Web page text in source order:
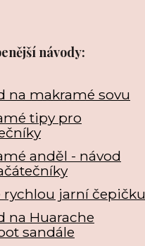
návody:
na makramé sovu
tipy pro
anděl - návod
rychlou jarní čepičku
na Huarache
sandále